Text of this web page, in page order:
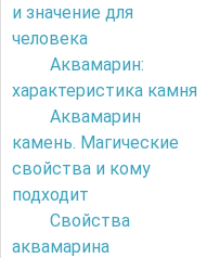
и значение для
человека
Аквамарин:
характеристика камня
Аквамарин
камень. Магические
свойства и кому
подходит
Свойства
аквамарина